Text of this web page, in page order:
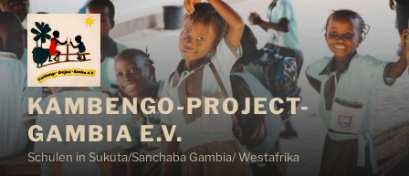
Zum
Inhalt
springen
KAMBENGO-PROJECT-
GAMBIA E.V.
Schulen in Sukuta/Sanchaba Gambia/ Westafrika